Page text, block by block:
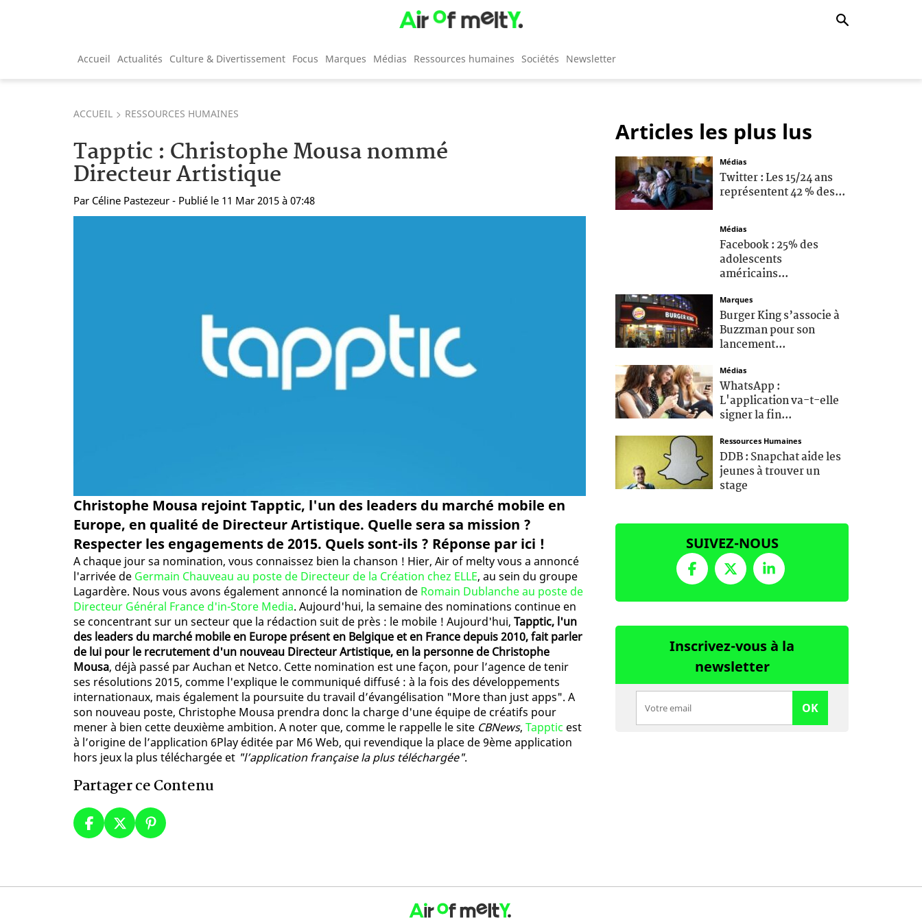
Accueil Actualités Culture & Divertissement Focus Marques Médias Ressources humaines Sociétés Newsletter
ACCUEIL RESSOURCES HUMAINES
Tapptic : Christophe Mousa nommé
Directeur Artistique
Par Céline Pastezeur - Publié le 11 Mar 2015 à 07:48
Christophe Mousa rejoint Tapptic, l'un des leaders du marché mobile en
Europe, en qualité de Directeur Artistique. Quelle sera sa mission ?
Respecter les engagements de 2015. Quels sont-ils ? Réponse par ici !
A chaque jour sa nomination, vous connaissez bien la chanson ! Hier, Air of melty vous a annoncé
l'arrivée de Germain Chauveau au poste de Directeur de la Création chez ELLE, au sein du groupe
Lagardère. Nous vous avons également annoncé la nomination de Romain Dublanche au poste de
Directeur Général France d'in-Store Media. Aujourd'hui, la semaine des nominations continue en
se concentrant sur un secteur que la rédaction suit de près : le mobile ! Aujourd'hui, Tapptic, l'un
des leaders du marché mobile en Europe présent en Belgique et en France depuis 2010, fait parler
de lui pour le recrutement d'un nouveau Directeur Artistique, en la personne de Christophe
Mousa, déjà passé par Auchan et Netco. Cette nomination est une façon, pour l’agence de tenir
ses résolutions 2015, comme l'explique le communiqué diffusé : à la fois des développements
internationaux, mais également la poursuite du travail d’évangélisation "More than just apps". A
son nouveau poste, Christophe Mousa prendra donc la charge d'une équipe de créatifs pour
mener à bien cette deuxième ambition. A noter que, comme le rappelle le site CBNews, Tapptic est
à l’origine de l’application 6Play éditée par M6 Web, qui revendique la place de 9ème application
hors jeux la plus téléchargée et "l’application française la plus téléchargée".
Partager ce Contenu
Articles les plus lus
Médias
Twitter : Les 15/24 ans
représentent 42 % des...
Médias
Facebook : 25% des
adolescents
américains...
Marques
Burger King s’associe à
Buzzman pour son
lancement...
Médias
WhatsApp :
L'application va-t-elle
signer la fin...
Ressources Humaines
DDB : Snapchat aide les
jeunes à trouver un
stage
SUIVEZ-NOUS
Inscrivez-vous à la
newsletter
OK